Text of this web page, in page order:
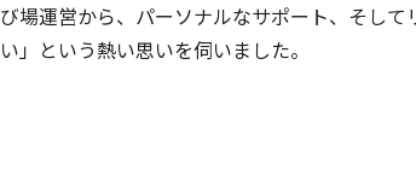
び場運営から、パーソナルなサポート、そし
い」という熱い思いを伺いました。